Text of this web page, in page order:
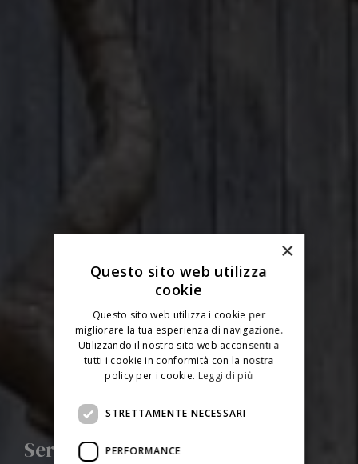
Sergio Chiaramonte
×
Questo sito web utilizza
cookie
Questo sito web utilizza i cookie per
migliorare la tua esperienza di navigazione.
Utilizzando il nostro sito web acconsenti a
tutti i cookie in conformità con la nostra
policy per i cookie. Leggi di più
STRETTAMENTE NECESSARI
PERFORMANCE